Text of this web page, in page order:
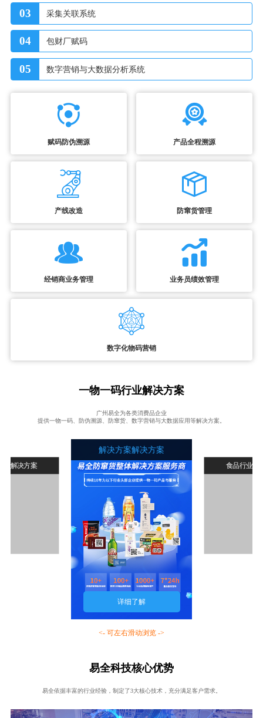
03 采集关联系统
04 包财厂赋码
05 数字营销与大数据分析系统
赋码防伪溯源 产品全程溯源
产线改造 防窜货管理
经销商业务管理 业务员绩效管理
数字化物码营销
一物一码行业解决方案
广州易全为各类消费品企业
提供一物一码、防伪溯源、防窜货、数字营销与大数据应用等解决方案。
业解决方案
解决方案解决方案
详细了解
食品行业解
<- 可左右滑动浏览 ->
易全科技核心优势
易全依据丰富的行业经验，制定了3大核心技术，充分满足客户需求。